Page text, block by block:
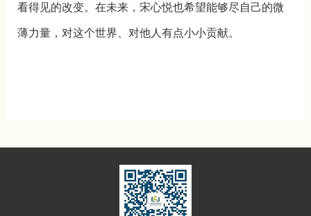
看得见的改变。在未来，宋心悦也希望能够尽自己的微
薄力量，对这个世界、对他人有点小小贡献。